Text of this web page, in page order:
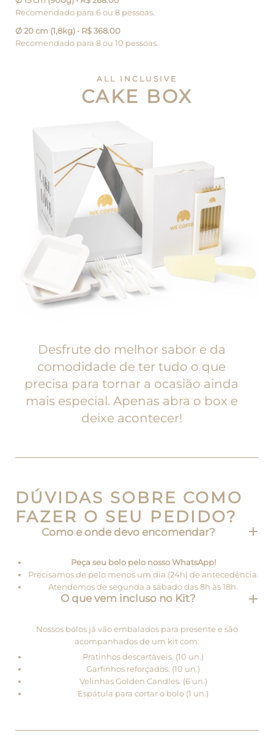
Recomendado para 6 ou 8 pessoas.
Ø 20 cm (1,8kg) • R$ 368.00
Recomendado para 8 ou 10 pessoas.
ALL INCLUSIVE
CAKE BOX
Desfrute do melhor sabor e da
comodidade de ter tudo o que
precisa para tornar a ocasião ainda
mais especial. Apenas abra o box e
deixe acontecer!
DÚVIDAS SOBRE COMO
FAZER O SEU PEDIDO?
Como e onde devo encomendar?
Peça seu bolo pelo nosso WhatsApp!
Precisamos de pelo menos um dia (24h) de antecedência.
Atendemos de segunda a sábado das 8h às 18h.
O que vem incluso no Kit?
Nossos bolos já vão embalados para presente e são
acompanhados de um kit com:
Pratinhos descartáveis. (10 un.)
Garfinhos reforçados. (10 un.)
Velinhas Golden Candles. (6 un.)
Espátula para cortar o bolo (1 un.)